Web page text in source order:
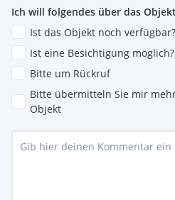
Ich will folgendes über das
Ist das Objekt noch verfügbar?
Ist eine Besichtigung möglich?
Bitte um Rückruf
Bitte übermitteln Sie mir
Objekt